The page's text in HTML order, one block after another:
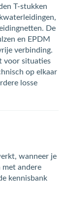
T-stukken
De
en EPDM
verbinding.
voor situaties
op elkaar
losse
wanneer je
met andere
kennisbank